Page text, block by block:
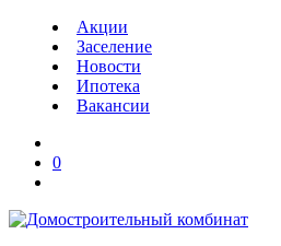
Акции
Заселение
Новости
Ипотека
Вакансии
0